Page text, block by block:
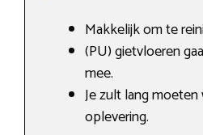
Makkelijk om te
(PU) gietvloeren
mee.
Je zult lang
oplevering.